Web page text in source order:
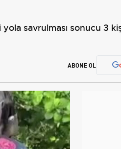
savrulması sonucu 3
ABONE OL